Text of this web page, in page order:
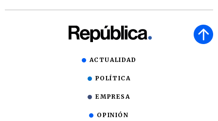
ACTUALIDAD
POLÍTICA
EMPRESA
OPINIÓN